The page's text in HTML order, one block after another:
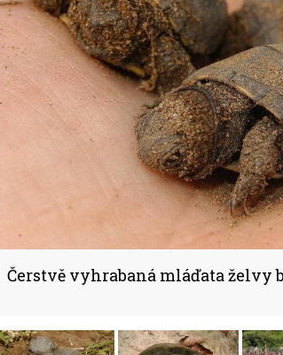
Čerstvě vyhrabaná mláďata želvy